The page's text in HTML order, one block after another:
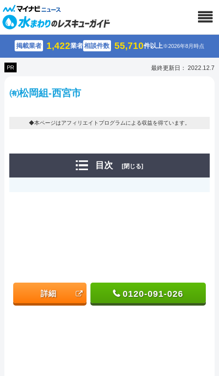
掲載業者 1,422業者相談件数 55,710件以上※2026年8月時点
PR 最終更新日： 2022.12.7
㈲松岡組-西宮市
◆本ページはアフィリエイトプログラムによる収益を得ています。
目次 [閉じる]
詳細 0120-091-026